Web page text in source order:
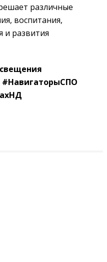
различные
воспитания,
и развития
#НавигаторыСПО